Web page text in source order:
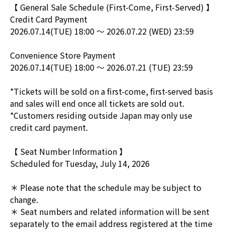
【 General Sale Schedule (First-Come, First-Served) 】
Credit Card Payment
2026.07.14(TUE) 18:00 ～ 2026.07.22 (WED) 23:59
Convenience Store Payment
2026.07.14(TUE) 18:00 ～ 2026.07.21 (TUE) 23:59
*Tickets will be sold on a first-come, first-served basis
and sales will end once all tickets are sold out.
*Customers residing outside Japan may only use
credit card payment.
【 Seat Number Information 】
Scheduled for Tuesday, July 14, 2026
＊ Please note that the schedule may be subject to
change.
＊ Seat numbers and related information will be sent
separately to the email address registered at the time